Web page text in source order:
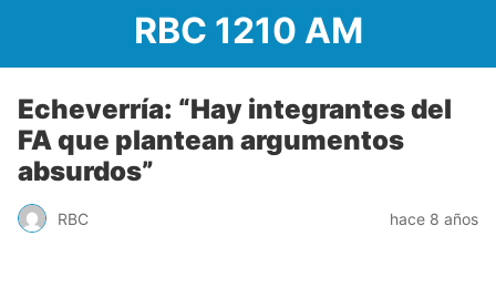
RBC 1210 AM
Echeverría: “Hay integrantes del
FA que plantean argumentos
absurdos”
RBC hace 8 años